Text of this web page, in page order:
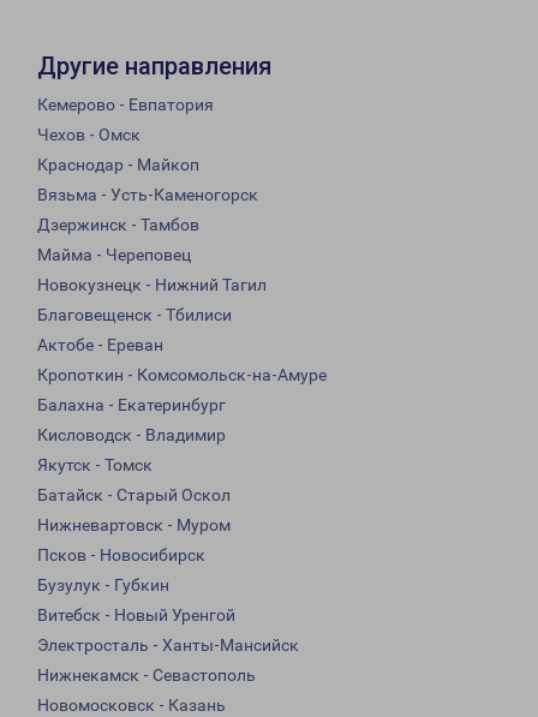
Другие направления
Кемерово - Евпатория
Чехов - Омск
Краснодар - Майкоп
Вязьма - Усть-Каменогорск
Дзержинск - Тамбов
Майма - Череповец
Новокузнецк - Нижний Тагил
Благовещенск - Тбилиси
Актобе - Ереван
Кропоткин - Комсомольск-на-Амуре
Балахна - Екатеринбург
Кисловодск - Владимир
Якутск - Томск
Батайск - Старый Оскол
Нижневартовск - Муром
Псков - Новосибирск
Бузулук - Губкин
Витебск - Новый Уренгой
Электросталь - Ханты-Мансийск
Нижнекамск - Севастополь
Новомосковск - Казань